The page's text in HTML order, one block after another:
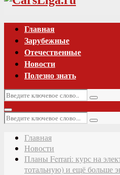
Главная
Зарубежные
Отечественные
Новости
Полезно знать
Искать:
Поиск
Основное
меню
Искать:
Поиск
Главная
Новости
Планы Ferrari: курс на
тотальную) и ещё больше